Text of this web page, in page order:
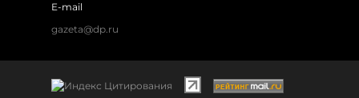
E-mail
gazeta@dp.ru